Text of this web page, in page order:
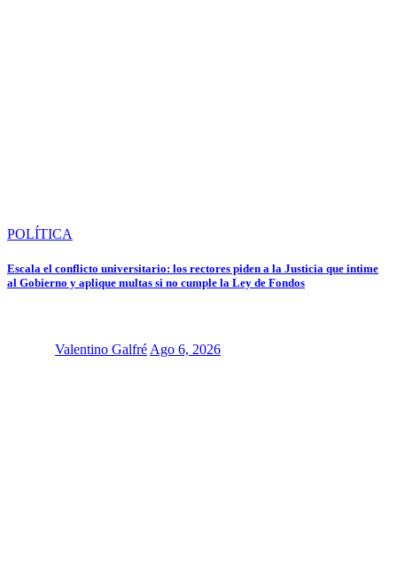
POLÍTICA
Escala el conflicto universitario: los rectores piden a la Justicia que intime
al Gobierno y aplique multas si no cumple la Ley de Fondos
Valentino GalfréAgo 6, 2026